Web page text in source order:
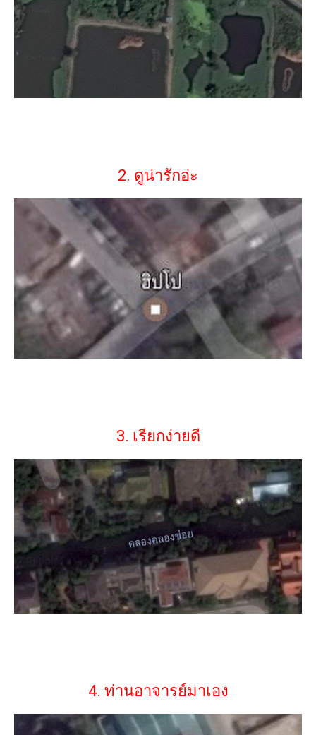
2. ดูน่ารักอ่ะ
3. เรียกง่ายดี
4. ท่านอาจารย์มาเอง